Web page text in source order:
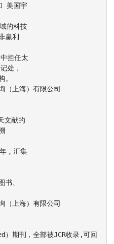
美国宇
的科技
赢利
担任太
处，
。
（上海）有限公司
文献的
，汇集
书、
（上海）有限公司
期刊，全部被JCR收录,可回